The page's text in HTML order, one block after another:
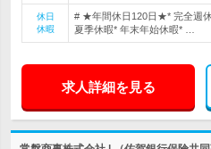
休日
休暇
# ★年間休日120日★* 完全週
夏季休暇* 年末年始休暇* …
求人詳細を見る